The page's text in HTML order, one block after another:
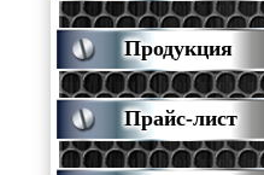
Продукция
Прайс-лист